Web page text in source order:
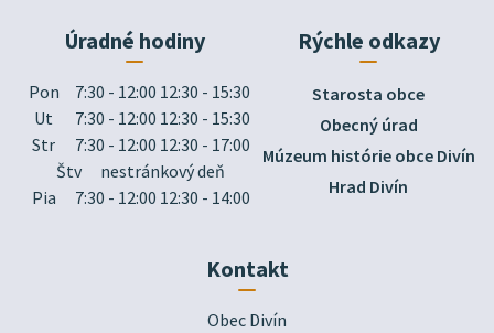
Úradné hodiny
Pon
7:30 - 12:00 12:30 - 15:30
Ut
7:30 - 12:00 12:30 - 15:30
Str
7:30 - 12:00 12:30 - 17:00
Štv
nestránkový deň
Pia
7:30 - 12:00 12:30 - 14:00
Rýchle odkazy
Starosta obce
Obecný úrad
Múzeum histórie obce Divín
Hrad Divín
Kontakt
Obec Divín